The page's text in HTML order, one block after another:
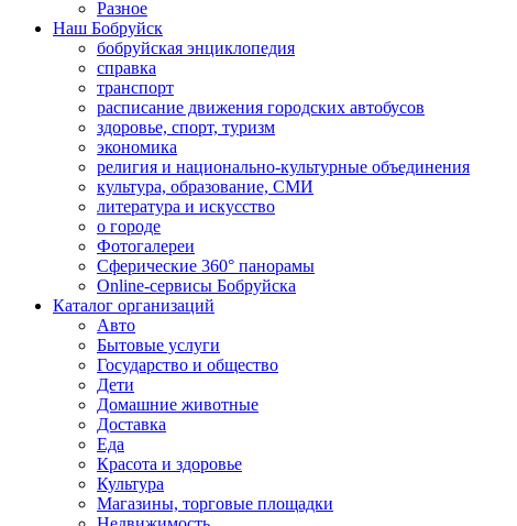
Разное
Наш Бобруйск
бобруйская энциклопедия
справка
транспорт
расписание движения городских автобусов
здоровье, спорт, туризм
экономика
религия и национально-культурные объединения
культура, образование, СМИ
литература и искусство
о городе
Фотогалереи
Сферические 360° панорамы
Online-сервисы Бобруйска
Каталог организаций
Авто
Бытовые услуги
Государство и общество
Дети
Домашние животные
Доставка
Еда
Красота и здоровье
Культура
Магазины, торговые площадки